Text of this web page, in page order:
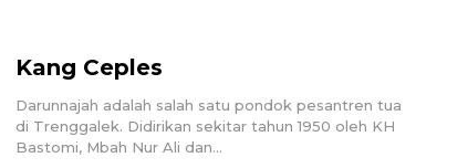
Kang Ceples
Darunnajah adalah salah satu pondok pesantren tua
di Trenggalek. Didirikan sekitar tahun 1950 oleh KH
Bastomi, Mbah Nur Ali dan...